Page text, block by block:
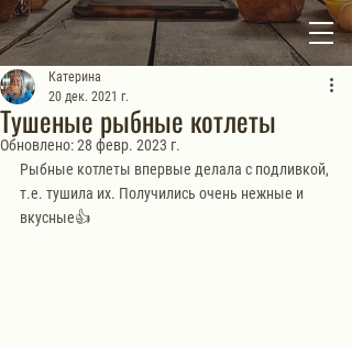
Тушеные рыбные котлеты
Катерина
20 дек. 2021 г.
Обновлено:28 февр. 2023 г.
Рыбные котлеты впервые делала с подливкой,
т.е. тушила их. Получились очень нежные и
вкусные👍